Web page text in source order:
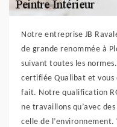
Notre entreprise JB
de grande renommée à
suivant toutes les
certifiée Qualibat et vous
fait. Notre qualification
ne travaillons qu’avec
celle de